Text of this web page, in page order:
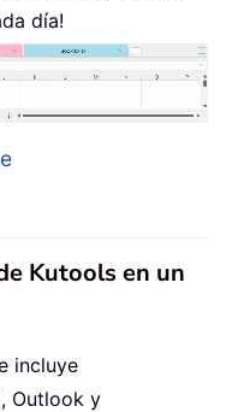
día!
Kutools en un
incluye
Outlook y